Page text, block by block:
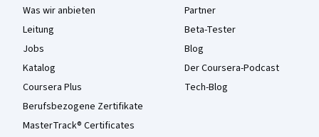
Was wir anbieten
Leitung
Jobs
Katalog
Coursera Plus
Berufsbezogene Zertifikate
MasterTrack® Certificates
Partner
Beta-Tester
Blog
Der Coursera-Podcast
Tech-Blog